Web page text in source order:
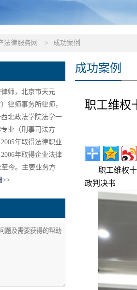
法律服务网 > 成功案例
师，北京市天元
）律师事务所律师，
北政法学院法学一
业（刑事司法方
年取得法律职业
年取得企业法律
今。主要业务方
>>
成功案例
职工维权
职工维权
政判决书